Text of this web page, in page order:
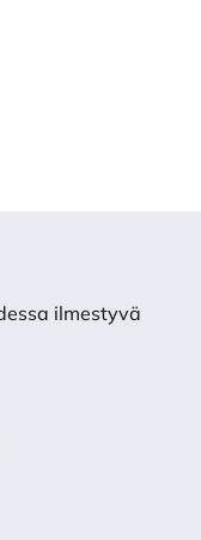
ilmestyvä